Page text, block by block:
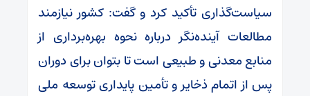
سیاست‌گذاری تأکید کرد و گفت: کشور نیازمند
مطالعات آینده‌نگر درباره نحوه بهره‌برداری از
منابع معدنی و طبیعی است تا بتوان برای دوران
پس از اتمام ذخایر و تأمین پایداری توسعه ملی